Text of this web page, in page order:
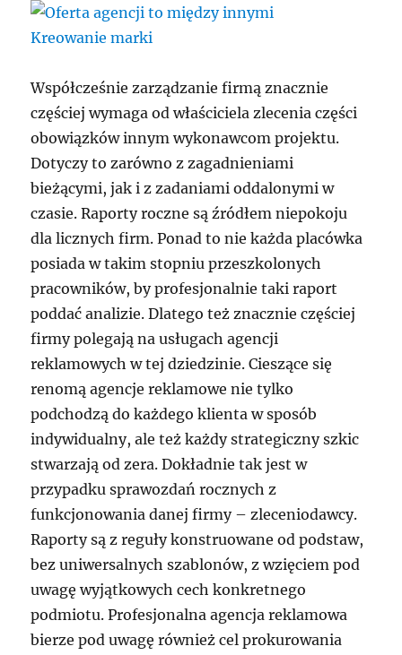
Współcześnie zarządzanie firmą znacznie
częściej wymaga od właściciela zlecenia części
obowiązków innym wykonawcom projektu.
Dotyczy to zarówno z zagadnieniami
bieżącymi, jak i z zadaniami oddalonymi w
czasie. Raporty roczne są źródłem niepokoju
dla licznych firm. Ponad to nie każda placówka
posiada w takim stopniu przeszkolonych
pracowników, by profesjonalnie taki raport
poddać analizie. Dlatego też znacznie częściej
firmy polegają na usługach agencji
reklamowych w tej dziedzinie. Cieszące się
renomą agencje reklamowe nie tylko
podchodzą do każdego klienta w sposób
indywidualny, ale też każdy strategiczny szkic
stwarzają od zera. Dokładnie tak jest w
przypadku sprawozdań rocznych z
funkcjonowania danej firmy – zleceniodawcy.
Raporty są z reguły konstruowane od podstaw,
bez uniwersalnych szablonów, z wzięciem pod
uwagę wyjątkowych cech konkretnego
podmiotu. Profesjonalna agencja reklamowa
bierze pod uwagę również cel prokurowania